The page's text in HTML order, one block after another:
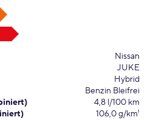
Nissan
JUKE
Hybrid
Benzin Bleifrei
4,8 l/100 km
106,0 g/km¹